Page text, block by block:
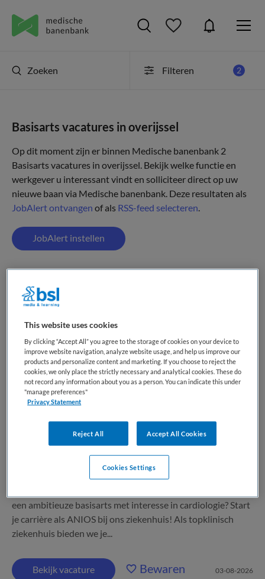
Zoeken Filteren 2
Basisarts vacatures in overijssel
Op dit moment zijn er binnen Medische banenbank 2
Basisarts vacatures in overijssel. Bekijk welke functie en
werkgever u interessant vindt en solliciteer direct op uw
nieuwe baan via Medische banenbank. Deze resultaten als
JobAlert ontvangen of als RSS-feed selecteren.
JobAlert instellen
2 vacatures gevonden
ANIOS cardiologie
ZGT,Overijssel
WO
ANIOS cardiologie Word ANIOS cardiologie in het Oosten
een ambitieuze basisarts met interesse in cardiologie? Start
je carrière als ANIOS bij ons ziekenhuis! Als topklinisch
ziekenhuis bieden we je...
Bekijk vacature Bewaren 03-08-2026
This website uses cookies
By clicking “Accept All” you agree to the storage of cookies on your device to
improve website navigation, analyze website usage, and help us improve our
products and personalize content and marketing. If you choose to reject the
cookies, we only place the strictly necessary and analytical cookies. These do
not record any information about you as a person. You can indicate this under
"manage preferences"
Privacy Statement
Reject All Accept All Cookies
Cookies Settings